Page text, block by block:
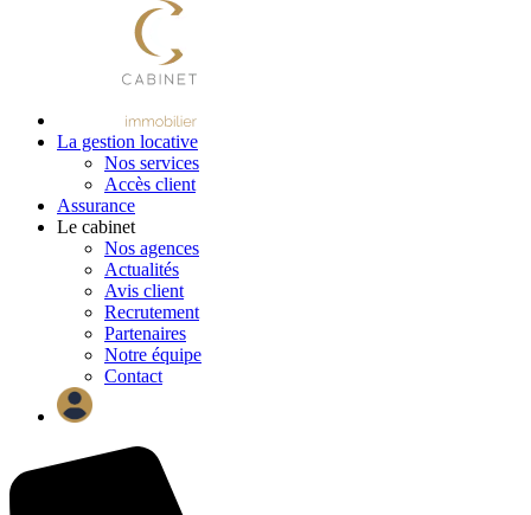
La gestion locative
Nos services
Accès client
Assurance
Le cabinet
Nos agences
Actualités
Avis client
Recrutement
Partenaires
Notre équipe
Contact